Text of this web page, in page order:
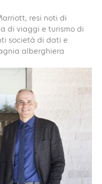
resi noti di
di viaggi e turismo di
società di dati e
alberghiera